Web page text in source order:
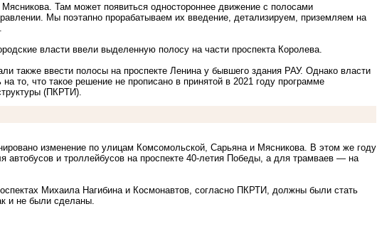
Там может появиться одностороннее движение с полосами
Мы поэтапно прорабатываем их введение, детализируем, приземляем на
власти ввели выделенную полосу на части проспекта Королева.
также ввести полосы на проспекте Ленина у бывшего здания РАУ. Однако власти
то, что такое решение не прописано в принятой в 2021 году программе
(ПКРТИ).
изменение по улицам Комсомольской, Сарьяна и Мясникова. В этом же году
и троллейбусов на проспекте 40-летия Победы, а для трамваев — на
Михаила Нагибина и Космонавтов, согласно ПКРТИ, должны были стать
и не были сделаны.